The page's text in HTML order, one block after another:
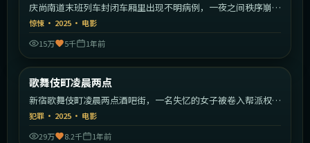
庆尚南道末班列车封闭车厢里出现不明病例，一夜之间秩序崩
塌。
惊悚 · 2025 · 电影
15万
5千 1年前
最新
歌舞伎町凌晨两点
新宿歌舞伎町凌晨两点酒吧街，一名失忆的女子被卷入帮派权力
斗争。
犯罪 · 2025 · 电影
29万
8.2千 1年前